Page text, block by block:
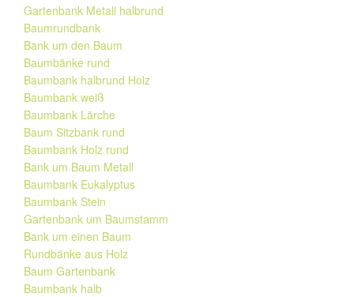
Gartenbank Metall halbrund
Baumrundbank
Bank um den Baum
Baumbänke rund
Baumbank halbrund Holz
Baumbank weiß
Baumbank Lärche
Baum Sitzbank rund
Baumbank Holz rund
Bank um Baum Metall
Baumbank Eukalyptus
Baumbank Stein
Gartenbank um Baumstamm
Bank um einen Baum
Rundbänke aus Holz
Baum Gartenbank
Baumbank halb